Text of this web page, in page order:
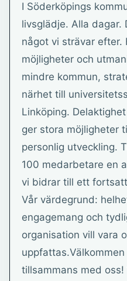
I Söderköpings
livsglädje. Alla dagar.
något vi strävar efter.
möjligheter och
mindre kommun,
närhet till
Linköping.
ger stora möjligheter
personlig utveckling.
100 medarbetare en
vi bidrar till ett
Vår värdegrund:
engagemang och
organisation vill vara
tillsammans med